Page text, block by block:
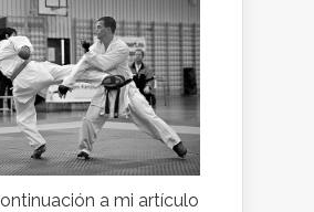
a mi artículo